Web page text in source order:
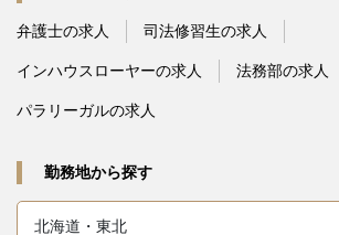
弁護士の求人 司法修習生の求人
インハウスローヤーの求人 法務部の求人
パラリーガルの求人
勤務地から探す
北海道・東北